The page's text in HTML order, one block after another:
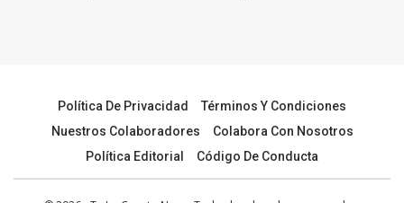
Política De Privacidad
Términos Y Condiciones
Nuestros Colaboradores
Colabora Con Nosotros
Política Editorial
Código De Conducta